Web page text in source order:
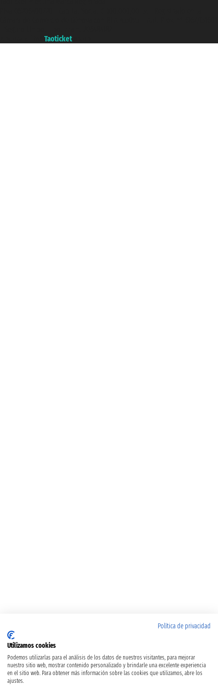
Taoticket
Política de privacidad
Utilizamos cookies
Podemos utilizarlas para el análisis de los datos de nuestros visitantes, para mejorar
nuestro sitio web, mostrar contenido personalizado y brindarle una excelente experiencia
en el sitio web. Para obtener más información sobre las cookies que utilizamos, abre los
ajustes.